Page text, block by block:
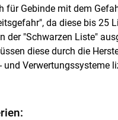
für Gebinde mit dem
da diese bis 25
der "Schwarzen Liste"
diese durch die
Verwertungssysteme